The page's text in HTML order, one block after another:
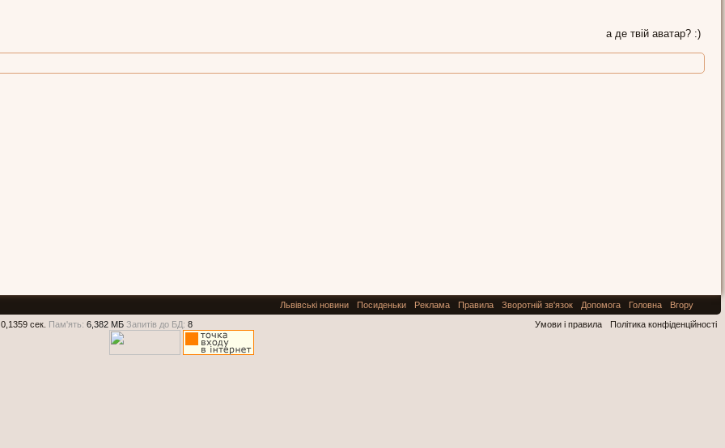
а де твій аватар? :)
Львівські новини Посиденьки Реклама Правила Зворотній зв'язок Допомога Головна
Вгору
Умови і правила
Політика конфіденційності
0,1359 сек. Пам'ять: 6,382 МБ Запитів до БД: 8